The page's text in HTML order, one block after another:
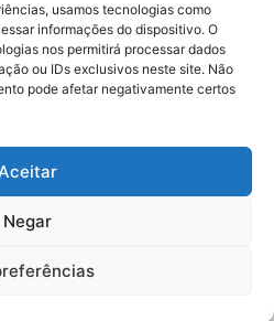
usamos tecnologias como
informações do dispositivo. O
nos permitirá processar dados
ou IDs exclusivos neste site. Não
pode afetar negativamente certos
Aceitar
Negar